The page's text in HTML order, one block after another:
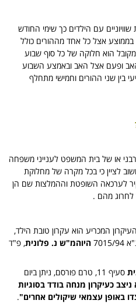
עם הילדים כך שימי החודש
יהיו 15 ימים בחודש בממוצע אצל כל אחד מההורים כולל
הוא חלוקה של כל סוף שבוע
ופעם אצל האב ובאמצע השבוע
בין שני ההורים וחמישי מתחלף
או של בית המשפט לענייני משפחה
לציין כי בכל מקרה של מחלוקת
לערכאה השופטת וההמלצות שם הן
מהם .
המכריע הוא עקרון טובת הילד,
94
היוהמ"ש נ. פלונית, פ"ד
סעיף 11, טרם פורסם, ניתן ביום
כעיקרון מנחה בודד בסוגיות
באופן עצמאי שיקולים אחרים".